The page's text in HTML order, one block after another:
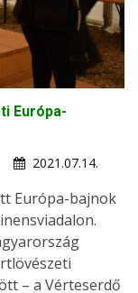
Európa-
2021.07.14.
Európa-bajnok
– a Vérteserdő